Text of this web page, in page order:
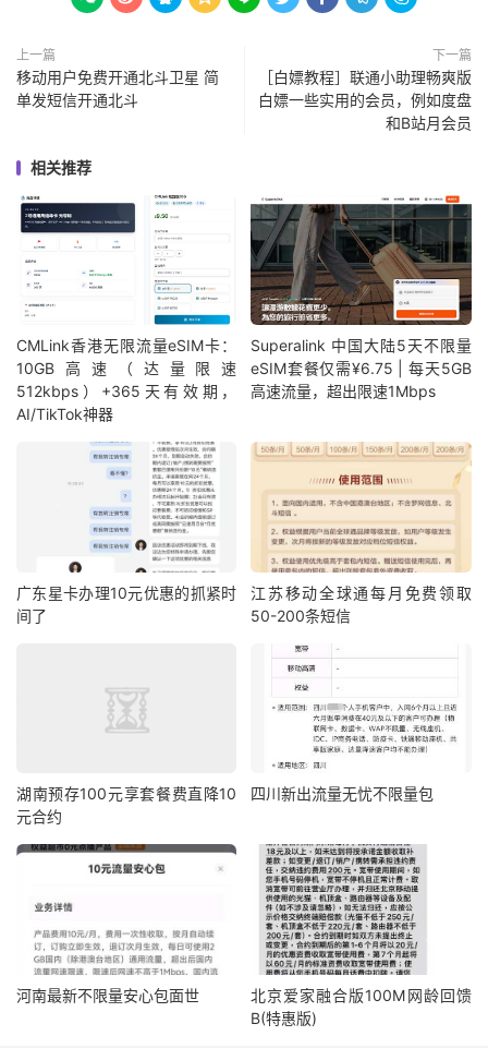
上一篇
移动用户免费开通北斗卫星 简
单发短信开通北斗
下一篇
［白嫖教程］联通小助理畅爽版
白嫖一些实用的会员，例如度盘
和B站月会员
相关推荐
CMLink香港无限流量eSIM卡：
10GB高速（达量限速
512kbps）+365天有效期，
AI/TikTok神器
Superalink 中国大陆5天不限量
eSIM套餐仅需¥6.75 | 每天5GB
高速流量，超出限速1Mbps
广东星卡办理10元优惠的抓紧时
间了
江苏移动全球通每月免费领取
50-200条短信
湖南预存100元享套餐费直降10
元合约
四川新出流量无忧不限量包
河南最新不限量安心包面世
北京爱家融合版100M网龄回馈
B(特惠版)